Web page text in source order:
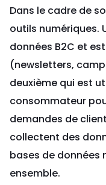
Dans le cadre de
outils numériques.
données B2C et
(newsletters,
deuxième qui est
consommateur
demandes de
collectent des
bases de données
ensemble.